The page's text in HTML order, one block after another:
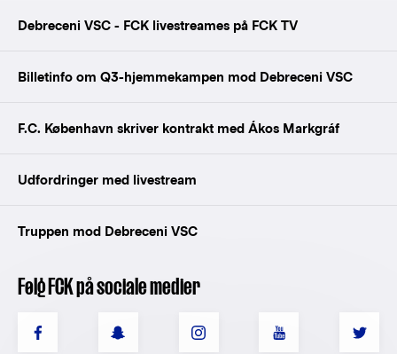
Debreceni VSC - FCK livestreames på FCK TV
Billetinfo om Q3-hjemmekampen mod Debreceni VSC
F.C. København skriver kontrakt med Ákos Markgráf
Udfordringer med livestream
Truppen mod Debreceni VSC
Følg FCK på sociale medier